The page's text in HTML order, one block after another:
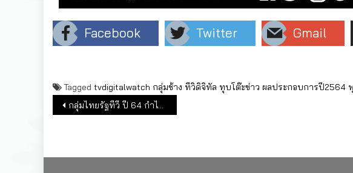
Facebook Twitter Gmail
Tagged tvdigitalwatch กลุ่มช้าง ทีวิดิจิทัล ทุบโต๊ะข่าว ผลประกอบการปี2564
แนะแนวเรื่อง
กลุ่มไทยรัฐทีวี ปี 64 กำไรพุ่งเกือบ 200%